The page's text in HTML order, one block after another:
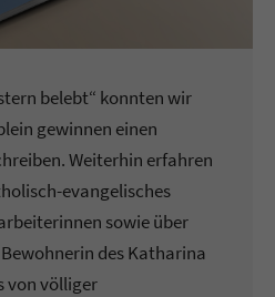
belebt“ konnten wir
gewinnen einen
Weiterhin erfahren
evangelisches
sowie über
des Katharina
von völliger